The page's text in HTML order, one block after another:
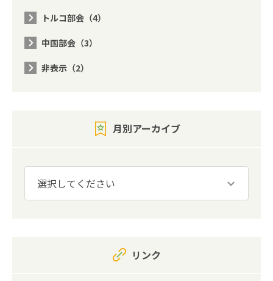
トルコ部会（4）
中国部会（3）
非表示（2）
月別アーカイブ
リンク